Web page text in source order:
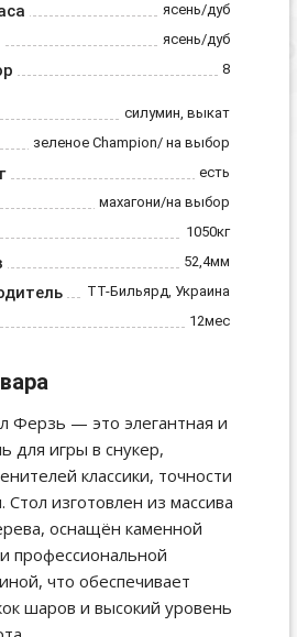
ясень/дуб
ясень/дуб
8
силумин, выкат
зеленое Champion/ на выбор
есть
махагони/на выбор
1050кг
52,4мм
ТТ-Бильярд, Украина
12мес
Ферзь — это элегантная и
для игры в снукер,
классики, точности
Стол изготовлен из массива
оснащён каменной
профессиональной
что обеспечивает
шаров и высокий уровень